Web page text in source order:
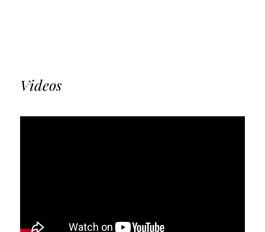
Videos